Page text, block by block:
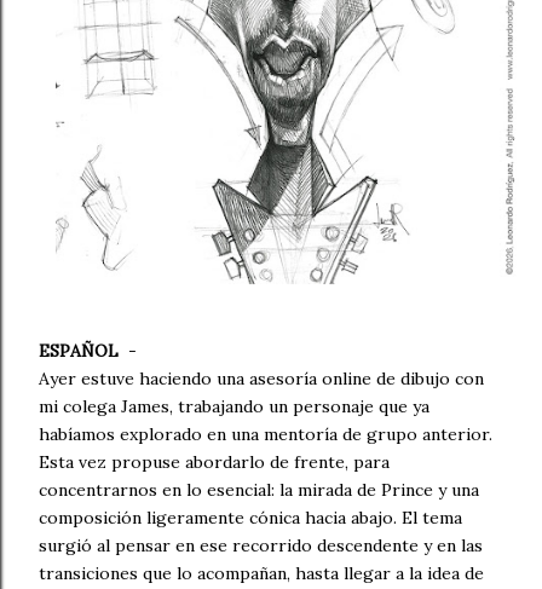
ESPAÑOL
  -
Ayer estuve haciendo una asesoría online de dibujo con
mi colega James, trabajando un personaje que ya
habíamos explorado en una mentoría de grupo anterior.
Esta vez propuse abordarlo de frente, para
concentrarnos en lo esencial: la mirada de Prince y una
composición ligeramente cónica hacia abajo. El tema
surgió al pensar en ese recorrido descendente y en las
transiciones que lo acompañan, hasta llegar a la idea de